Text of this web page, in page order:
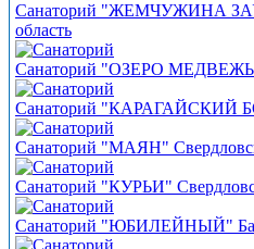
Санаторий "ЖЕМЧУЖИНА
область
Санаторий "ОЗЕРО
Санаторий "КАРАГАЙСКИЙ
Санаторий "МАЯН"
Санаторий "КУРЬИ"
Санаторий "ЮБИЛЕЙНЫЙ"